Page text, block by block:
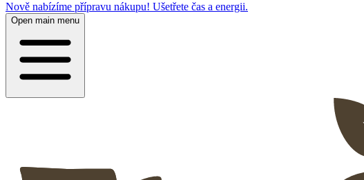
Nově nabízíme přípravu nákupu! Ušetřete čas a energii.
Open main menu